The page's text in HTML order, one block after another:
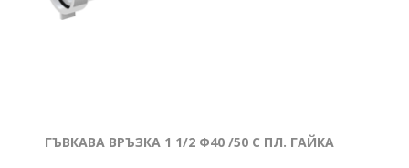
ГЪВКАВА ВРЪЗКА 1 1/2 Ф40 /50 С ПЛ. ГАЙКА